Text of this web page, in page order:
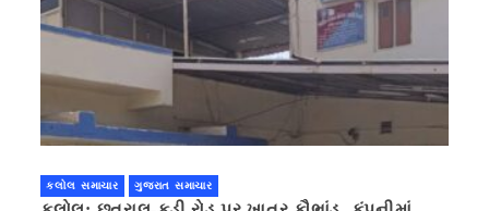
કલોલ સમાચાર ગુજરાત સમાચાર